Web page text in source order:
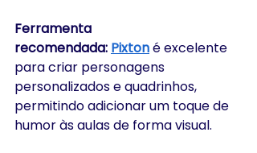
Ferramenta
recomendada: Pixton é excelente
para criar personagens
personalizados e quadrinhos,
permitindo adicionar um toque de
humor às aulas de forma visual.